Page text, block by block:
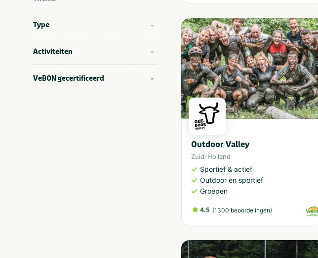
Type
Activiteiten
VeBON gecertificeerd
Outdoor Valley
Zuid-Holland
Sportief & actief
Outdoor en sportief
Groepen
4.5 (1300 beoordelingen)